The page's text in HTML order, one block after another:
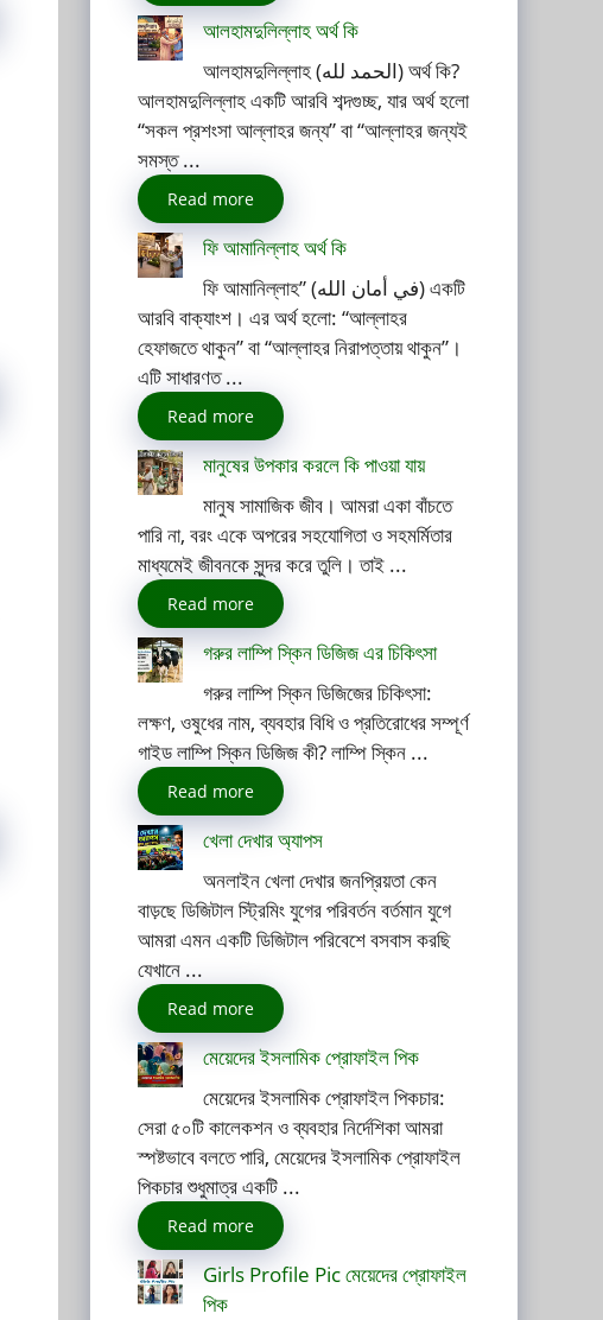
আলহামদুলিল্লাহ অর্থ কি
আলহামদুলিল্লাহ (الحمد لله) অর্থ কি?
আলহামদুলিল্লাহ একটি আরবি শব্দগুচ্ছ, যার অর্থ হলো
“সকল প্রশংসা আল্লাহর জন্য” বা “আল্লাহর জন্যই
সমস্ত ...
Read more
ফি আমানিল্লাহ অর্থ কি
ফি আমানিল্লাহ” (في أمان الله) একটি
আরবি বাক্যাংশ। এর অর্থ হলো: “আল্লাহর
হেফাজতে থাকুন” বা “আল্লাহর নিরাপত্তায় থাকুন”।
এটি সাধারণত ...
Read more
মানুষের উপকার করলে কি পাওয়া যায়
মানুষ সামাজিক জীব। আমরা একা বাঁচতে
পারি না, বরং একে অপরের সহযোগিতা ও সহমর্মিতার
মাধ্যমেই জীবনকে সুন্দর করে তুলি। তাই ...
Read more
গরুর লাম্পি স্কিন ডিজিজ এর চিকিৎসা
গরুর লাম্পি স্কিন ডিজিজের চিকিৎসা:
লক্ষণ, ওষুধের নাম, ব্যবহার বিধি ও প্রতিরোধের সম্পূর্ণ
গাইড লাম্পি স্কিন ডিজিজ কী? লাম্পি স্কিন ...
Read more
খেলা দেখার অ্যাপস
অনলাইন খেলা দেখার জনপ্রিয়তা কেন
বাড়ছে ডিজিটাল স্ট্রিমিং যুগের পরিবর্তন বর্তমান যুগে
আমরা এমন একটি ডিজিটাল পরিবেশে বসবাস করছি
যেখানে ...
Read more
মেয়েদের ইসলামিক প্রোফাইল পিক
মেয়েদের ইসলামিক প্রোফাইল পিকচার:
সেরা ৫০টি কালেকশন ও ব্যবহার নির্দেশিকা আমরা
স্পষ্টভাবে বলতে পারি, মেয়েদের ইসলামিক প্রোফাইল
পিকচার শুধুমাত্র একটি ...
Read more
Girls Profile Pic মেয়েদের প্রোফাইল
পিক